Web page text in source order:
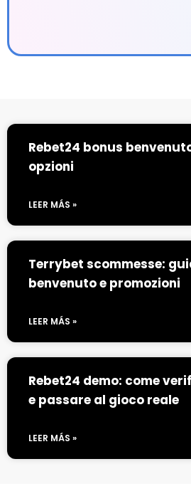
Rebet24 bonus
opzioni
LEER MÁS »
Terrybet scommesse:
benvenuto e promozioni
LEER MÁS »
Rebet24 demo: come
e passare al gioco reale
LEER MÁS »